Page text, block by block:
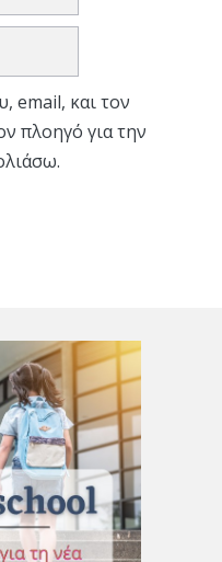
email, και τον
πλοηγό για την